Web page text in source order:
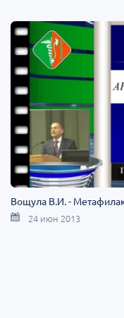
Вощула В.И. -
24 июн 2013